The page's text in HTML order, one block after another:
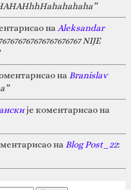
HAHAHhhHahahahaha”
на Aleksandar
NIJE
на Branislav
је коментарисао на
на Blog Post_22: